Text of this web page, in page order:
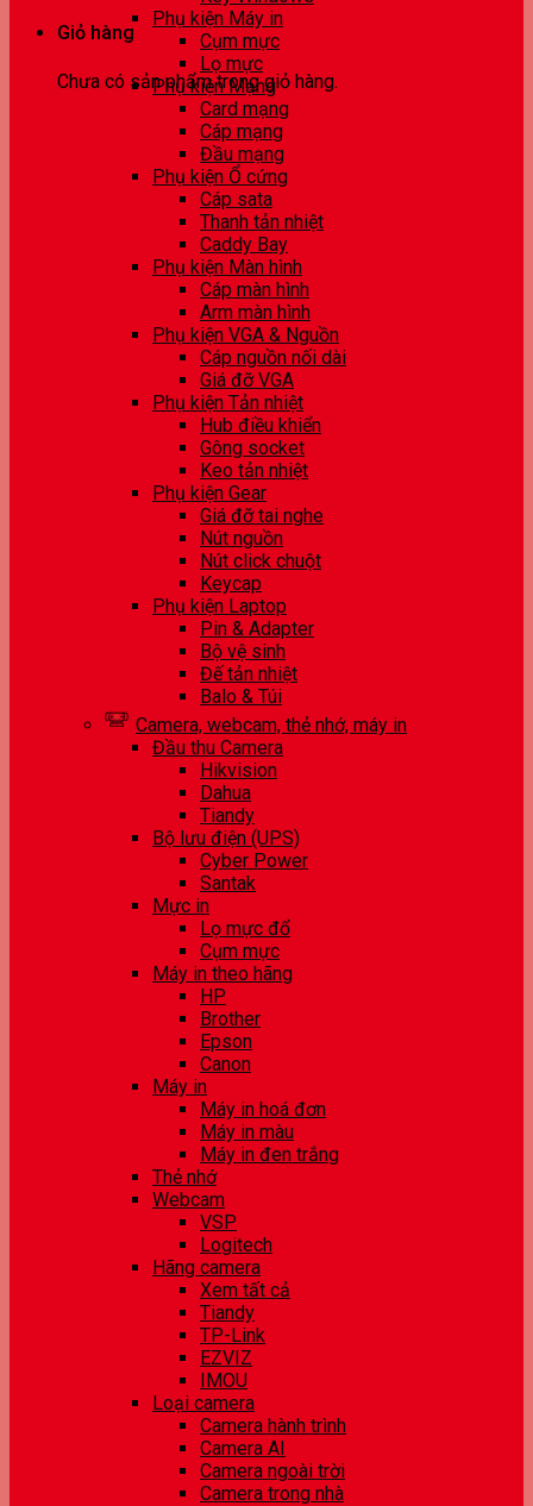
Giỏ hàng
Chưa có sản phẩm trong giỏ hàng.
Phụ kiện Máy in
Cụm mực
Lọ mực
Phụ kiện Mạng
Card mạng
Cáp mạng
Đầu mạng
Phụ kiện Ổ cứng
Cáp sata
Thanh tản nhiệt
Caddy Bay
Phụ kiện Màn hình
Cáp màn hình
Arm màn hình
Phụ kiện VGA & Nguồn
Cáp nguồn nối dài
Giá đỡ VGA
Phụ kiện Tản nhiệt
Hub điều khiển
Gông socket
Keo tản nhiệt
Phụ kiện Gear
Giá đỡ tai nghe
Nút nguồn
Nút click chuột
Keycap
Phụ kiện Laptop
Pin & Adapter
Bộ vệ sinh
Đế tản nhiệt
Balo & Túi
Camera, webcam, thẻ nhớ, máy in
Đầu thu Camera
Hikvision
Dahua
Tiandy
Bộ lưu điện (UPS)
Cyber Power
Santak
Mực in
Lọ mực đổ
Cụm mực
Máy in theo hãng
HP
Brother
Epson
Canon
Máy in
Máy in hoá đơn
Máy in màu
Máy in đen trắng
Thẻ nhớ
Webcam
VSP
Logitech
Hãng camera
Xem tất cả
Tiandy
TP-Link
EZVIZ
IMOU
Loại camera
Camera hành trình
Camera AI
Camera ngoài trời
Camera trong nhà